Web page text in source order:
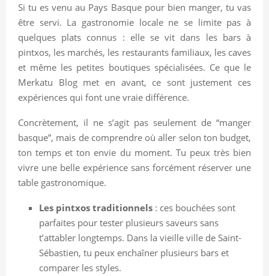
Si tu es venu au Pays Basque pour bien manger, tu vas
être servi. La gastronomie locale ne se limite pas à
quelques plats connus : elle se vit dans les bars à
pintxos, les marchés, les restaurants familiaux, les caves
et même les petites boutiques spécialisées. Ce que le
Merkatu Blog met en avant, ce sont justement ces
expériences qui font une vraie différence.
Concrètement, il ne s’agit pas seulement de “manger
basque”, mais de comprendre où aller selon ton budget,
ton temps et ton envie du moment. Tu peux très bien
vivre une belle expérience sans forcément réserver une
table gastronomique.
Les pintxos traditionnels : ces bouchées sont
parfaites pour tester plusieurs saveurs sans
t’attabler longtemps. Dans la vieille ville de Saint-
Sébastien, tu peux enchaîner plusieurs bars et
comparer les styles.